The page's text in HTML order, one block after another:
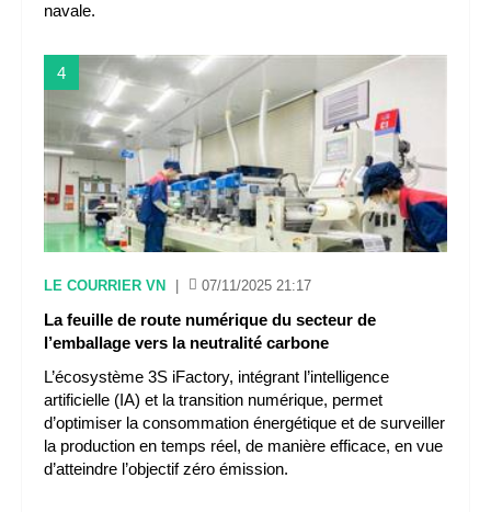
navale.
4
LE COURRIER VN 07/11/2025 21:17
La feuille de route numérique du secteur de
l’emballage vers la neutralité carbone
L’écosystème 3S iFactory, intégrant l’intelligence
artificielle (IA) et la transition numérique, permet
d’optimiser la consommation énergétique et de surveiller
la production en temps réel, de manière efficace, en vue
d’atteindre l’objectif zéro émission.